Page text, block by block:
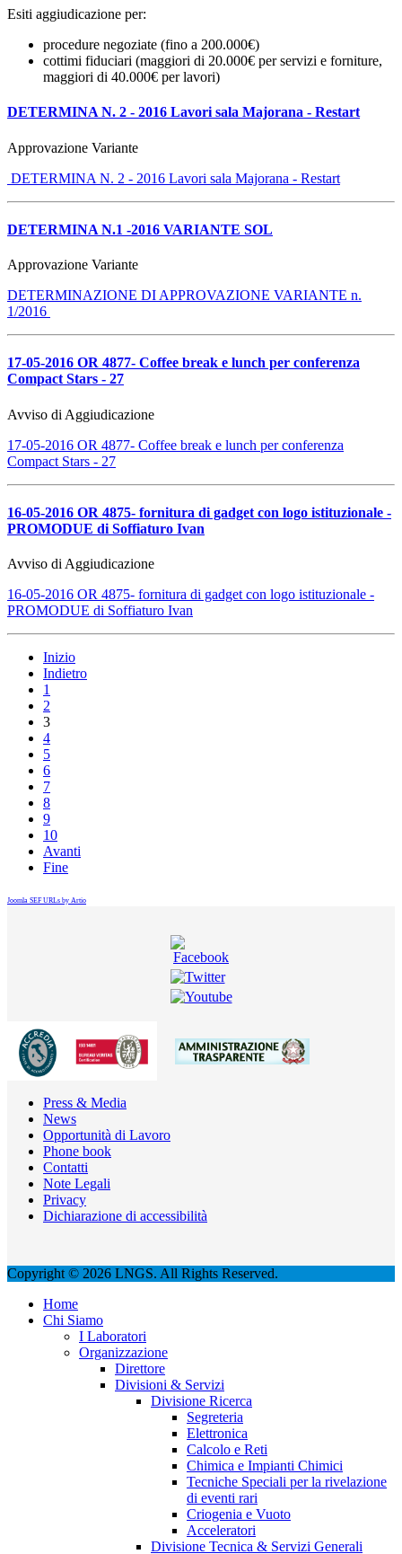
Esiti aggiudicazione per:
procedure negoziate (fino a 200.000€)
cottimi fiduciari (maggiori di 20.000€ per servizi e forniture,
maggiori di 40.000€ per lavori)
DETERMINA N. 2 - 2016 Lavori sala Majorana - Restart
Approvazione Variante
DETERMINA N. 2 - 2016 Lavori sala Majorana - Restart
DETERMINA N.1 -2016 VARIANTE SOL
Approvazione Variante
DETERMINAZIONE DI APPROVAZIONE VARIANTE n.
1/2016
17-05-2016 OR 4877- Coffee break e lunch per conferenza
Compact Stars - 27
Avviso di Aggiudicazione
17-05-2016 OR 4877- Coffee break e lunch per conferenza
Compact Stars - 27
16-05-2016 OR 4875- fornitura di gadget con logo istituzionale -
PROMODUE di Soffiaturo Ivan
Avviso di Aggiudicazione
16-05-2016 OR 4875- fornitura di gadget con logo istituzionale -
PROMODUE di Soffiaturo Ivan
Inizio
Indietro
1
2
3
4
5
6
7
8
9
10
Avanti
Fine
Joomla SEF URLs by Artio
Press & Media
News
Opportunità di Lavoro
Phone book
Contatti
Note Legali
Privacy
Dichiarazione di accessibilità
Copyright © 2026 LNGS. All Rights Reserved.
Home
Chi Siamo
I Laboratori
Organizzazione
Direttore
Divisioni & Servizi
Divisione Ricerca
Segreteria
Elettronica
Calcolo e Reti
Chimica e Impianti Chimici
Tecniche Speciali per la rivelazione
di eventi rari
Criogenia e Vuoto
Acceleratori
Divisione Tecnica & Servizi Generali